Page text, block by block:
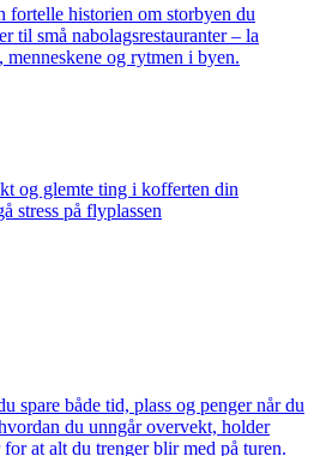
fortelle historien om storbyen du
til små nabolagsrestauranter – la
menneskene og rytmen i byen.
og glemte ting i kofferten din
stress på flyplassen
spare både tid, plass og penger når du
du unngår overvekt, holder
at alt du trenger blir med på turen.